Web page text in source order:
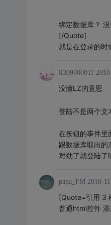
绑定数据库？ 没
[/Quote]
就是在登录的时
li309000011
没懂LZ的意思
登陆不是两个文
在按钮的事件里
跟数据库取出的
对劲了就登陆了
papa_FM 2010-
[Quote=引用 3
普通html控件